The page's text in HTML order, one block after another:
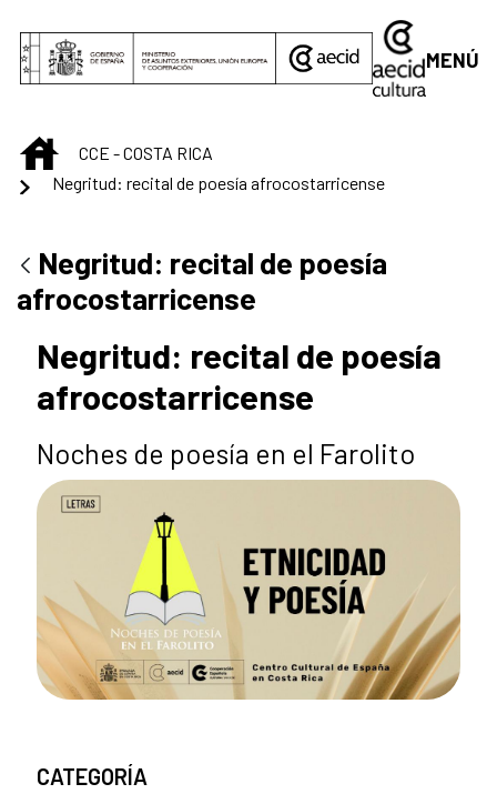
MENÚ
INICIO
CCE - COSTA RICA
Negritud: recital de poesía afrocostarricense
Negritud: recital de poesía
afrocostarricense
Negritud: recital de poesía
afrocostarricense
Noches de poesía en el Farolito
CATEGORÍA